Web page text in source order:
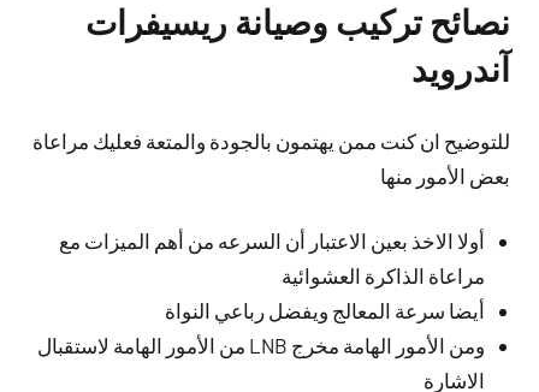
نصائح تركيب وصيانة ريسيفرات
آندرويد
للتوضيح ان كنت ممن يهتمون بالجودة والمتعة فعليك مراعاة
بعض الأمور منها
أولا الاخذ بعين الاعتبار أن السرعه من أهم الميزات مع
مراعاة الذاكرة العشوائية
أيضا سرعة المعالج ويفضل رباعي النواة
ومن الأمور الهامة مخرج LNB من الأمور الهامة لاستقبال
الاشارة